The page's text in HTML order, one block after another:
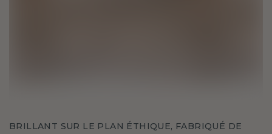
BRILLANT SUR LE PLAN ÉTHIQUE, FABRIQUÉ DE